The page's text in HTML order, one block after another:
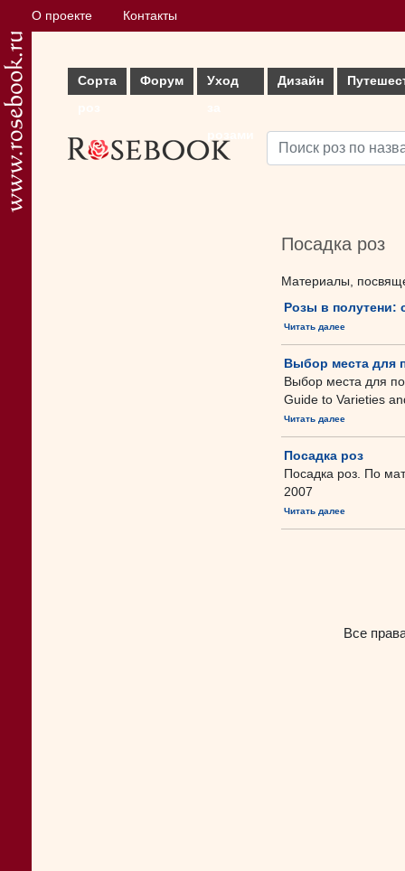
О проекте Контакты
Сорта
Форум
Уход
Дизайн
Посадка роз
Материалы,
Розы в полутени:
Читать далее
Выбор места для
Выбор места для
Guide to Varieties
Читать далее
Посадка роз
Посадка роз. По
2007
Читать далее
Все